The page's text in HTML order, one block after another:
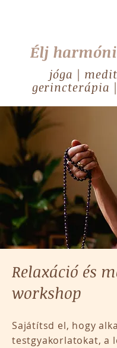
Élj
jóga |
gerincterápia
Relaxáció és
workshop
Sajátítsd el, hogy
testgyakorlatokat, a